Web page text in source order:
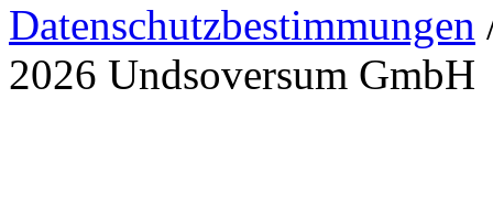
Datenschutzbestimmungen
2026 Undsoversum GmbH